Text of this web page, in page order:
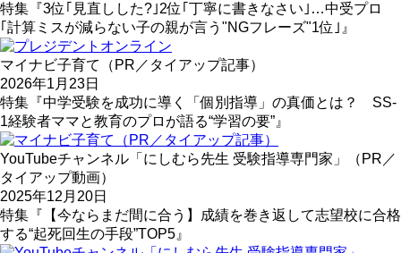
特集『3位｢見直しした?｣2位｢丁寧に書きなさい｣…中受プロ
｢計算ミスが減らない子の親が言う"NGフレーズ"1位｣』
マイナビ子育て（PR／タイアップ記事）
2026年1月23日
特集『中学受験を成功に導く「個別指導」の真価とは？ SS-
1経験者ママと教育のプロが語る“学習の要”』
YouTubeチャンネル「にしむら先生 受験指導専門家」（PR／
タイアップ動画）
2025年12月20日
特集『【今ならまだ間に合う】成績を巻き返して志望校に合格
する“起死回生の手段”TOP5』